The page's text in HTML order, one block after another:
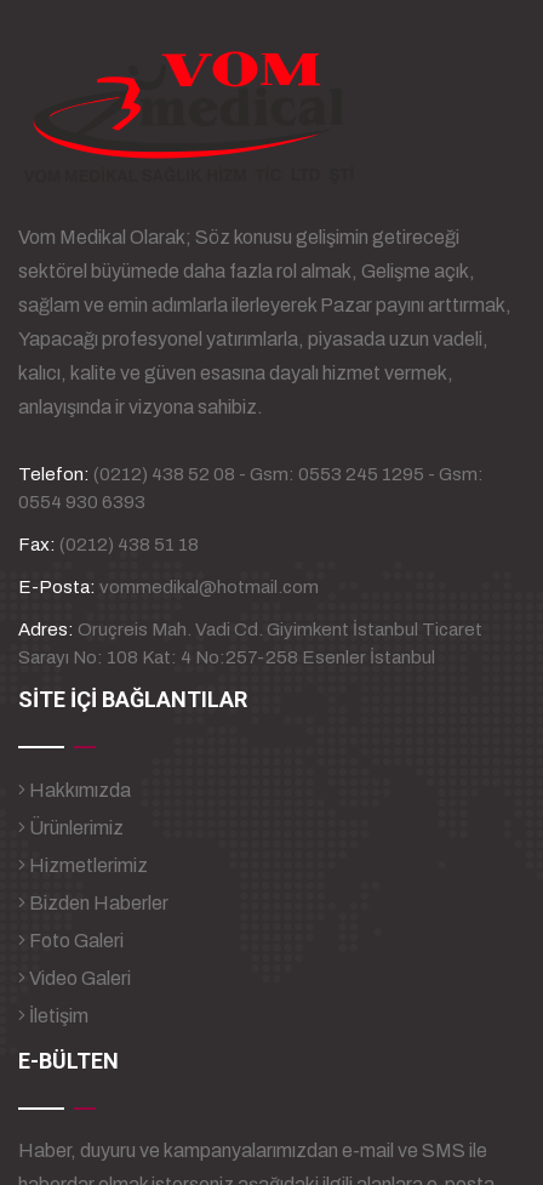
Vom Medikal Olarak; Söz konusu gelişimin getireceği
sektörel büyümede daha fazla rol almak, Gelişme açık,
sağlam ve emin adımlarla ilerleyerek Pazar payını arttırmak,
Yapacağı profesyonel yatırımlarla, piyasada uzun vadeli,
kalıcı, kalite ve güven esasına dayalı hizmet vermek,
anlayışında ir vizyona sahibiz.
Telefon: (0212) 438 52 08 - Gsm: 0553 245 1295 - Gsm:
0554 930 6393
Fax: (0212) 438 51 18
E-Posta: vommedikal@hotmail.com
Adres: Oruçreis Mah. Vadi Cd. Giyimkent İstanbul Ticaret
Sarayı No: 108 Kat: 4 No:257-258 Esenler İstanbul
SİTE İÇİ BAĞLANTILAR
Hakkımızda
Ürünlerimiz
Hizmetlerimiz
Bizden Haberler
Foto Galeri
Video Galeri
İletişim
E-BÜLTEN
Haber, duyuru ve kampanyalarımızdan e-mail ve SMS ile